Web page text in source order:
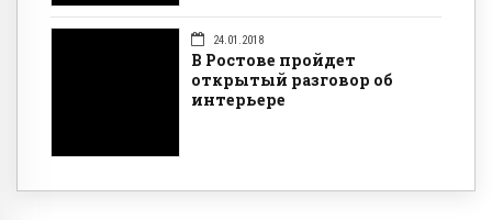
24.01.2018
В Ростове пройдет
открытый разговор об
интерьере